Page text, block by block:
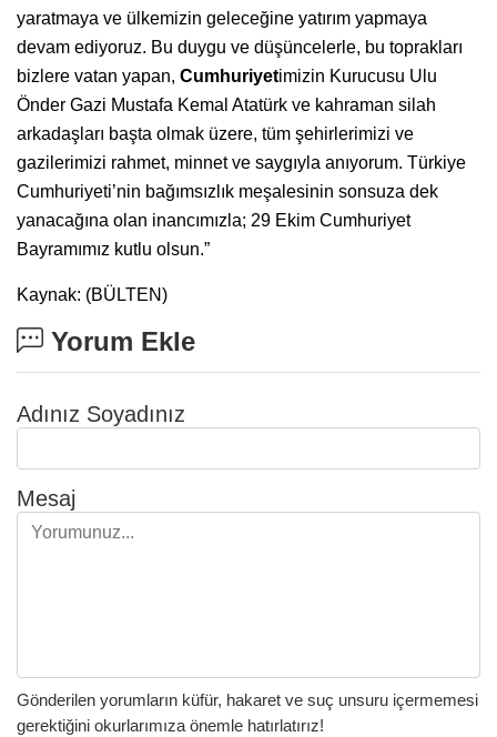
yaratmaya ve ülkemizin geleceğine yatırım yapmaya
devam ediyoruz. Bu duygu ve düşüncelerle, bu toprakları
bizlere vatan yapan, Cumhuriyetimizin Kurucusu Ulu
Önder Gazi Mustafa Kemal Atatürk ve kahraman silah
arkadaşları başta olmak üzere, tüm şehirlerimizi ve
gazilerimizi rahmet, minnet ve saygıyla anıyorum. Türkiye
Cumhuriyeti’nin bağımsızlık meşalesinin sonsuza dek
yanacağına olan inancımızla; 29 Ekim Cumhuriyet
Bayramımız kutlu olsun.”
Kaynak: (BÜLTEN)
Yorum Ekle
Adınız Soyadınız
Mesaj
Gönderilen yorumların küfür, hakaret ve suç unsuru içermemesi
gerektiğini okurlarımıza önemle hatırlatırız!